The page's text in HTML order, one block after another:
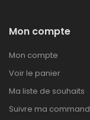
Mon compte
Mon compte
Voir le panier
Ma liste de souhaits
Suivre ma